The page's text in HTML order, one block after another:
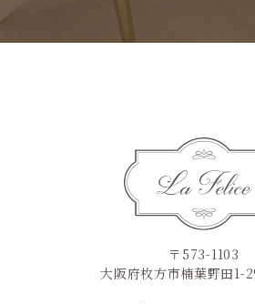
〒573-1103
大阪府枚方市楠葉野田1-